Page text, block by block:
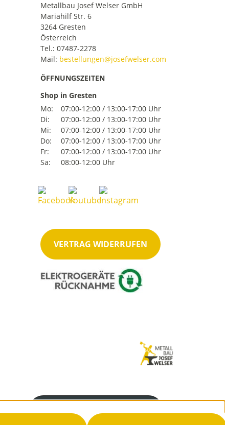
Metallbau Josef Welser GmbH
Mariahilf Str. 6
3264 Gresten
Österreich
Tel.: 07487-2278
Mail:
ÖFFNUNGSZEITEN
Shop in Gresten
Mo:
07:00-12:00 / 13:00-17:00 Uhr
Di:
07:00-12:00 / 13:00-17:00 Uhr
Mi:
07:00-12:00 / 13:00-17:00 Uhr
Do:
07:00-12:00 / 13:00-17:00 Uhr
Fr:
07:00-12:00 / 13:00-17:00 Uhr
Sa:
08:00-12:00 Uhr
VERTRAG WIDERRUFEN
07487-2278 (500)